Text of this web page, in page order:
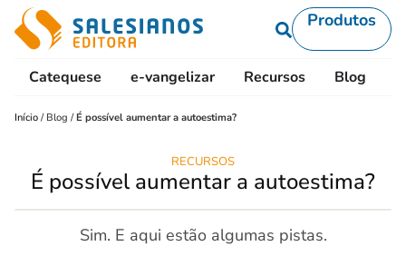
Produtos
Catequese e-vangelizar Recursos Blog
Início / Blog /É possível aumentar a autoestima?
RECURSOS
É possível aumentar a autoestima?
Sim. E aqui estão algumas pistas.